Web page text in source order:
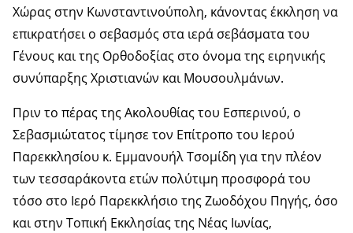
Χώρας στην Κωνσταντινούπολη, κάνοντας έκκληση να
επικρατήσει ο σεβασμός στα ιερά σεβάσματα του
Γένους και της Ορθοδοξίας στο όνομα της ειρηνικής
συνύπαρξης Χριστιανών και Μουσουλμάνων.
Πριν το πέρας της Ακολουθίας του Εσπερινού, ο
Σεβασμιώτατος τίμησε τον Επίτροπο του Ιερού
Παρεκκλησίου κ. Εμμανουήλ Τσομίδη για την πλέον
των τεσσαράκοντα ετών πολύτιμη προσφορά του
τόσο στο Ιερό Παρεκκλήσιο της Ζωοδόχου Πηγής, όσο
και στην Τοπική Εκκλησίας της Νέας Ιωνίας,